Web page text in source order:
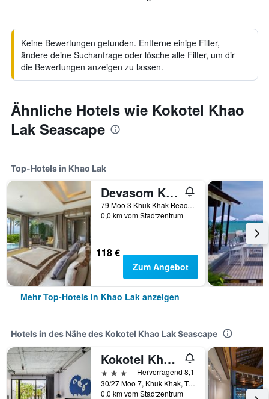
Keine Bewertungen gefunden. Entferne einige Filter,
ändere deine Suchanfrage oder lösche alle Filter, um dir
die Bewertungen anzeigen zu lassen.
Ähnliche Hotels wie Kokotel Khao
Lak Seascape
Top-Hotels in Khao Lak
Devasom Khao Lak Beach Resort & Villas
79 Moo 3 Khuk Khak Beach, Takuapa, Phang Nga, Khao Lak, Thailand
0,0 km vom Stadtzentrum
118 €
Zum Angebot
Mehr Top-Hotels in Khao Lak anzeigen
Hotels in des Nähe des Kokotel Khao Lak Seascape
Kokotel Khao Lak Lighthouse
3 Sterne
Hervorragend 8,1
30/27 Moo 7, Khuk Khak, Takuapa, Phang-Nga, Khao Lak, Thailand
0,0 km vom Stadtzentrum